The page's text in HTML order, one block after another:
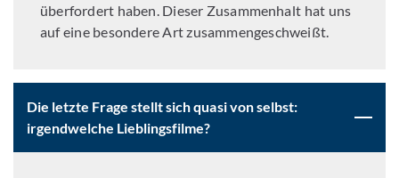
überfordert haben. Dieser Zusammenhalt hat uns
auf eine besondere Art zusammengeschweißt.
Die letzte Frage stellt sich quasi von selbst:
irgendwelche Lieblingsfilme?